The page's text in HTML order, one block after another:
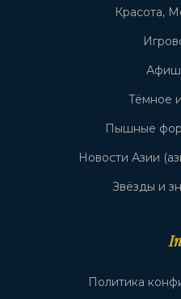
Красота,
Тёмное
Пышные
Новости Азии
Звёзды и
Политика